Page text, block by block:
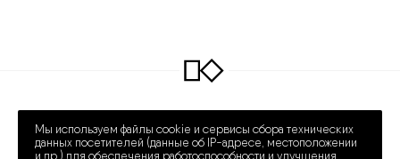
ПРЕЧИСТЕНКА 30/2
ПН – СБ 12:00 – 20:00
Мы используем файлы cookie и сервисы сбора технических
данных посетителей (данные об IP-адресе, местоположении
и др.) для обеспечения работоспособности и улучшения